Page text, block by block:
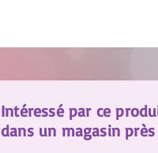
Intéressé par ce
dans un magasin